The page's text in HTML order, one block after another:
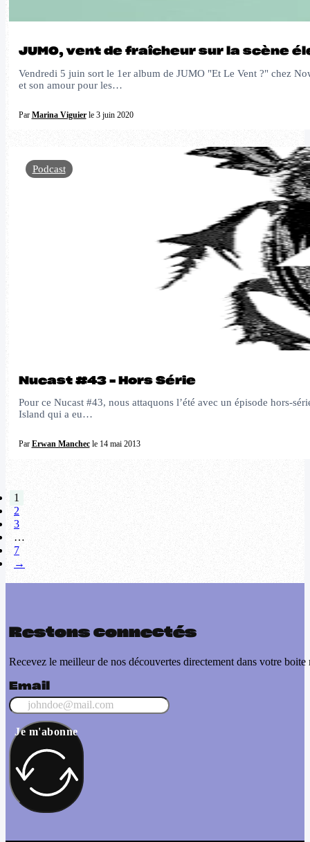
JUMO, vent de fraîcheur sur la scène
Vendredi 5 juin sort le 1er album de JUMO "Et Le Vent ?" chez
et son amour pour les…
Par Marina Viguierle 3 juin 2020
Nucast #43 – Hors Série
Pour ce Nucast #43, nous attaquons l’été avec un épisode hors-
Island qui a eu…
Par Erwan Manchecle 14 mai 2013
Podcast
1
2
3
…
7
→
Restons connectés
Recevez le meilleur de nos découvertes directement dans votre boite
Email
Je m'abonne